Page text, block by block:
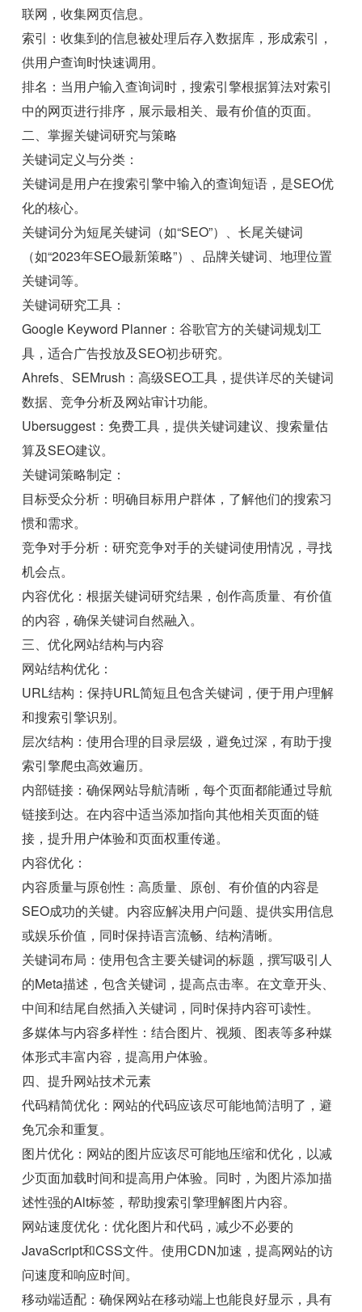
联网，收集网页信息。
索引：收集到的信息被处理后存入数据库，形成索引，
供用户查询时快速调用。
排名：当用户输入查询词时，搜索引擎根据算法对索引
中的网页进行排序，展示最相关、最有价值的页面。
二、掌握关键词研究与策略
关键词定义与分类：
关键词是用户在搜索引擎中输入的查询短语，是SEO优
化的核心。
关键词分为短尾关键词（如“SEO”）、长尾关键词
（如“2023年SEO最新策略”）、品牌关键词、地理位置
关键词等。
关键词研究工具：
Google Keyword Planner：谷歌官方的关键词规划工
具，适合广告投放及SEO初步研究。
Ahrefs、SEMrush：高级SEO工具，提供详尽的关键词
数据、竞争分析及网站审计功能。
Ubersuggest：免费工具，提供关键词建议、搜索量估
算及SEO建议。
关键词策略制定：
目标受众分析：明确目标用户群体，了解他们的搜索习
惯和需求。
竞争对手分析：研究竞争对手的关键词使用情况，寻找
机会点。
内容优化：根据关键词研究结果，创作高质量、有价值
的内容，确保关键词自然融入。
三、优化网站结构与内容
网站结构优化：
URL结构：保持URL简短且包含关键词，便于用户理解
和搜索引擎识别。
层次结构：使用合理的目录层级，避免过深，有助于搜
索引擎爬虫高效遍历。
内部链接：确保网站导航清晰，每个页面都能通过导航
链接到达。在内容中适当添加指向其他相关页面的链
接，提升用户体验和页面权重传递。
内容优化：
内容质量与原创性：高质量、原创、有价值的内容是
SEO成功的关键。内容应解决用户问题、提供实用信息
或娱乐价值，同时保持语言流畅、结构清晰。
关键词布局：使用包含主要关键词的标题，撰写吸引人
的Meta描述，包含关键词，提高点击率。在文章开头、
中间和结尾自然插入关键词，同时保持内容可读性。
多媒体与内容多样性：结合图片、视频、图表等多种媒
体形式丰富内容，提高用户体验。
四、提升网站技术元素
代码精简优化：网站的代码应该尽可能地简洁明了，避
免冗余和重复。
图片优化：网站的图片应该尽可能地压缩和优化，以减
少页面加载时间和提高用户体验。同时，为图片添加描
述性强的Alt标签，帮助搜索引擎理解图片内容。
网站速度优化：优化图片和代码，减少不必要的
JavaScript和CSS文件。使用CDN加速，提高网站的访
问速度和响应时间。
移动端适配：确保网站在移动端上也能良好显示，具有